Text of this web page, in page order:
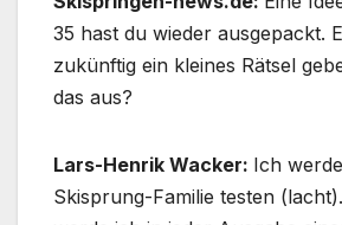
35 hast du wieder ausgepackt.
zukünftig ein kleines Rätsel
das aus?
Lars-Henrik Wacker: Ich
Skisprung-Familie testen